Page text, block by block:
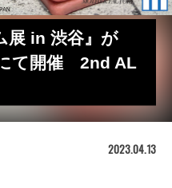
展 in 渋谷』が
て開催 2nd AL
2023.04.13